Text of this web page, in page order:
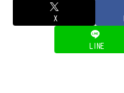
X
LINE